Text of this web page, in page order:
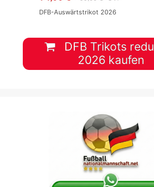
DFB-Auswärtstrikot 2026
DFB Trikots
2026 kaufen